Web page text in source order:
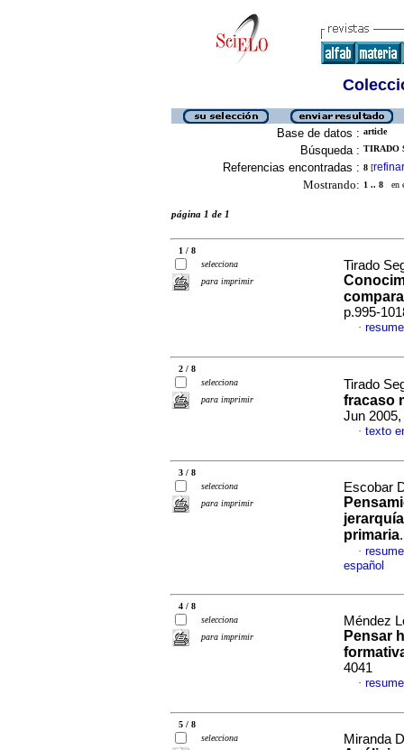
Base de datos : article
Búsqueda : TIRADO
Referencias encontradas : 8 [refinar
Mostrando: 1 .. 8 en
página 1 de 1
1 / 8
selecciona
para imprimir
Tirado
p.995-
·
2 / 8
selecciona
para imprimir
Tirado
fracaso
Jun
· texto
3 / 8
selecciona
para imprimir
Escobar
primaria
·
español
4 / 8
selecciona
para imprimir
Méndez
Pensar
4041
·
5 / 8
selecciona
Miranda